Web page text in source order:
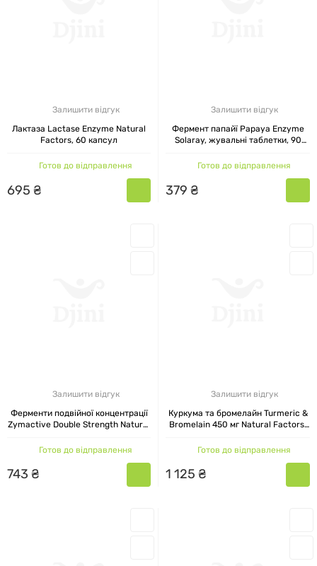
Залишити відгук
Лактаза Lactase Enzyme Natural
Factors, 60 капсул
Готов до відправлення
695 ₴
Залишити відгук
Фермент папайї Papaya Enzyme
Solaray, жувальні таблетки, 90
Готов до відправлення
379 ₴
Залишити відгук
Ферменти подвійної концентрації
Zymactive Double Strength Natural
Готов до відправлення
743 ₴
Залишити відгук
Куркума та бромелайн Turmeric &
Bromelain 450 мг Natural Factors,
Готов до відправлення
1 125 ₴